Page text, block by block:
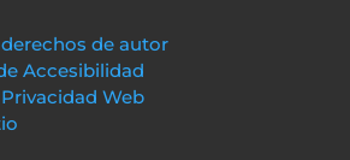
de autor
Accesibilidad
Web